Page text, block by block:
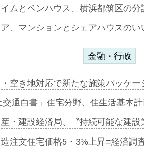
ムとベンハウス、横浜都筑区の
、マンションとシェアハウスの
金融・行政
空き地対応で新たな施策パッケ
交通白書」住宅分野、住生活基本
・建設経済局、〝持続可能な建
注文住宅価格5・3%上昇=経済調